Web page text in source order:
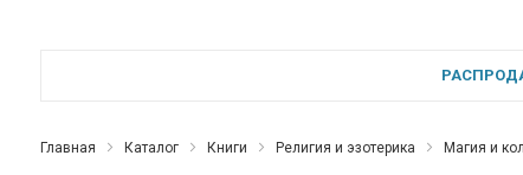
Главная Каталог Книги Религия и эзотерика Магия и